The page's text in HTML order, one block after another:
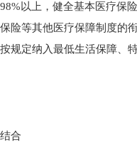
以上，健全基本医疗保
险等其他医疗保障制度的
规定纳入最低生活保障、
合